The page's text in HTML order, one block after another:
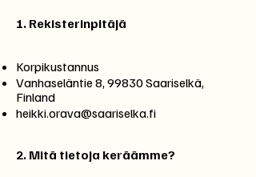
1. Rekisterinpitäjä
Korpikustannus
Vanhaseläntie 8, 99830 Saariselkä,
Finland
heikki.orava@saariselka.fi
2. Mitä tietoja keräämme?